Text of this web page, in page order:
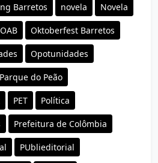
Barretos novela Novela
OAB Oktoberfest Barretos
Opotunidades
Parque do Peão
PET Política
Prefeitura de Colômbia
PUblieditorial